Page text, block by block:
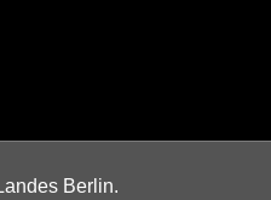
Berlin.